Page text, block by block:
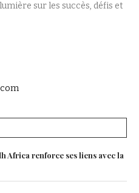
sur les succès, défis et
Africa renforce ses liens avec la